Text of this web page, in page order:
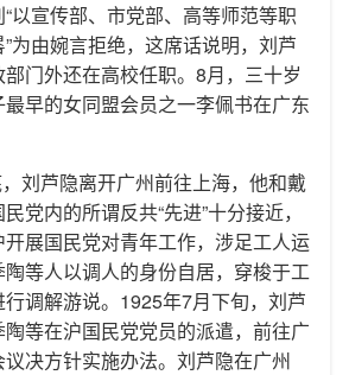
以宣传部、市党部、高等师范等职
为由婉言拒绝，这席话说明，刘芦
门外还在高校任职。8月，三十岁
早的女同盟会员之一李佩书在广东
刘芦隐离开广州前往上海，他和戴
党内的所谓反共“先进”十分接近，
展国民党对青年工作，涉足工人运
等人以调人的身份自居，穿梭于工
调解游说。1925年7月下旬，刘芦
陶等在沪国民党党员的派遣，前往广
决方针实施办法。刘芦隐在广州